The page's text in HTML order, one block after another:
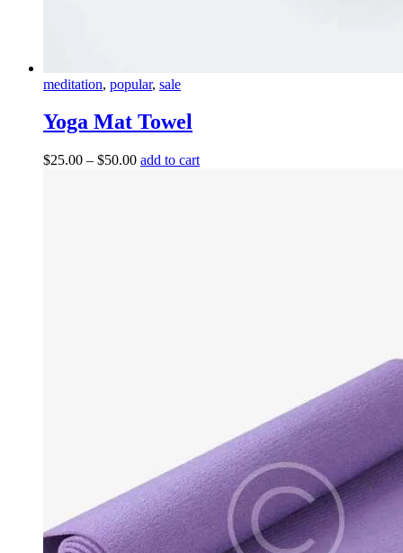
meditation, popular, sale
Yoga Mat Towel
$25.00 – $50.00 add to cart